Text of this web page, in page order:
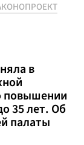
в
повышении
35 лет. Об
палаты